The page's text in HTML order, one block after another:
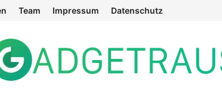
Team Impressum Datenschutz